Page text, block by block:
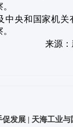
中央和国家机关
来源
促发展 | 天海工业